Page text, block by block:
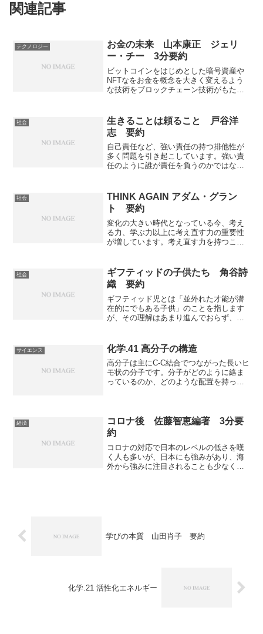
関連記事
テクノロジー
お金の未来 山本康正 ジェリ
ー・チー 3分要約
ビットコインをはじめとした暗号資産や
NFTなをお金を概念を大きく変えるよう
な技術をブロックチェーン技術がもたら
とができるため、今から技術を理解する
ことは大きな利益をもたらす。お金のみ
らいについて考えることができる本にな
っている。
社会
生きることは頼ること 戸谷洋
志 要約
自己責任など、強い責任の持つ排他性が
多く問題を引き起こしています。強い責
任のように誰が責任を負うのかではな
す。強い責任の問題点、弱い責任と何
か、弱い責任が何をもたらすを知ること
ができる本になっています。
社会
THINK AGAIN アダム・グラン
ト 要約
変化の大きい時代となっている今、考え
る力、学ぶ力以上に考え直す力の重要性
が増しています。考え直す力を持つこと
とは難しいものです。「THINK AGAIN」
＝再考がどう役立つのか、どのように身
に着けるものなのかを知ることができる
本になっています。
社会
ギフティッドの子供たち 角谷詩
織 要約
ギフティッド児とは「並外れた才能が潜
在的にでもある子供」のことを指します
が、その理解はあまり進んでおらず、ギ
の理解のなさが何をもたらし、何が必要
ななのかを知ることができる本になって
います。
サイエンス 化学.41 高分子の構造
高分子は主にC-C結合でつながった長いヒ
モ状の分子です。分子がどのように絡ま
っているのか、どのような配置を持って
持つ様々な構造について知ることができ
る記事になっています。
経済
コロナ後 佐藤智恵編著 3分要
約
コロナの対応で日本のレベルの低さを嘆
く人も多いが、日本にも強みがあり、海
外から強みに注目されることも少なくな
学びの本質 山田肖子 要約
化学.21 活性化エネルギー